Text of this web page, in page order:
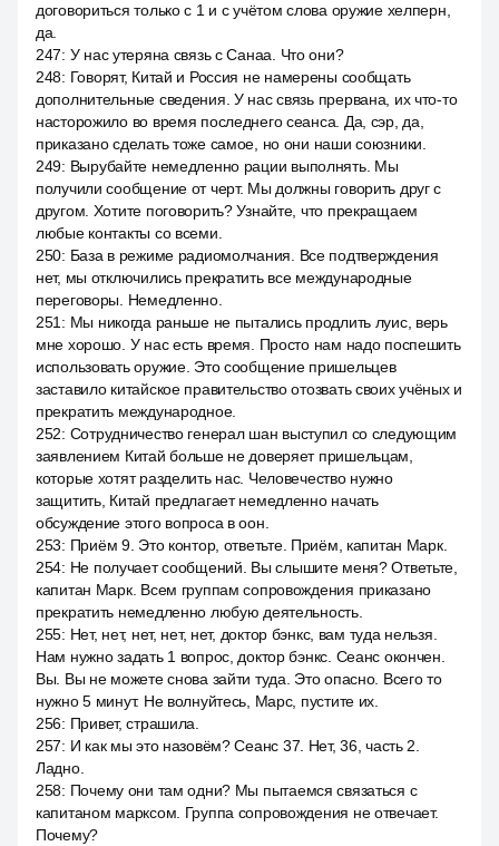
договориться только с 1 и с учётом слова оружие хелперн,
да.
247: У нас утеряна связь с Санаа. Что они?
248: Говорят, Китай и Россия не намерены сообщать
дополнительные сведения. У нас связь прервана, их что-то
насторожило во время последнего сеанса. Да, сэр, да,
приказано сделать тоже самое, но они наши союзники.
249: Вырубайте немедленно рации выполнять. Мы
получили сообщение от черт. Мы должны говорить друг с
другом. Хотите поговорить? Узнайте, что прекращаем
любые контакты со всеми.
250: База в режиме радиомолчания. Все подтверждения
нет, мы отключились прекратить все международные
переговоры. Немедленно.
251 : Мы никогда раньше не пытались продлить луис, верь
мне хорошо. У нас есть время. Просто нам надо поспешить
использовать оружие. Это сообщение пришельцев
заставило китайское правительство отозвать своих учёных и
прекратить международное.
252: Сотрудничество генерал шан выступил со следующим
заявлением Китай больше не доверяет пришельцам,
которые хотят разделить нас. Человечество нужно
защитить, Китай предлагает немедленно начать
обсуждение этого вопроса в оон.
253: Приём 9. Это контор, ответьте. Приём, капитан Марк.
254: Не получает сообщений. Вы слышите меня? Ответьте,
капитан Марк. Всем группам сопровождения приказано
прекратить немедленно любую деятельность.
255: Нет, нет, нет, нет, нет, доктор бэнкс, вам туда нельзя.
Нам нужно задать 1 вопрос, доктор бэнкс. Сеанс окончен.
Вы. Вы не можете снова зайти туда. Это опасно. Всего то
нужно 5 минут. Не волнуйтесь, Марс, пустите их.
256: Привет, страшила.
257: И как мы это назовём? Сеанс 37. Нет, 36, часть 2.
Ладно.
258: Почему они там одни? Мы пытаемся связаться с
капитаном марксом. Группа сопровождения не отвечает.
Почему?